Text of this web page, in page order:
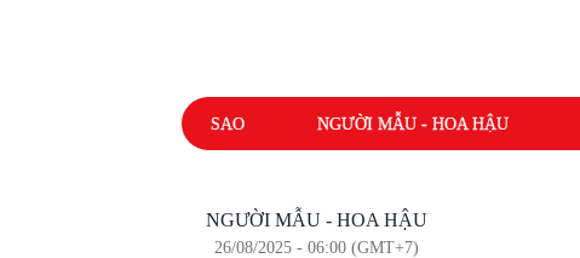
SAO NGƯỜI MẪU - HOA HẬU
NGƯỜI MẪU - HOA HẬU
26/08/2025 - 06:00 (GMT+7)